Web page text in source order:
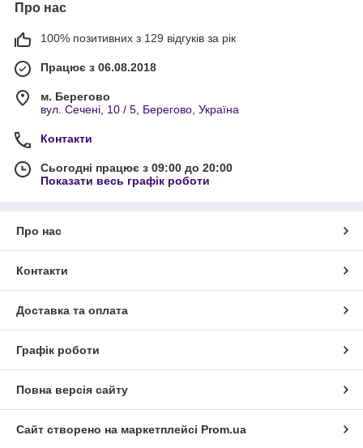
Про нас
100% позитивних з 129 відгуків за рік
Працює з 06.08.2018
м. Берегово
вул. Сечені, 10 / 5, Берегово, Україна
Контакти
Сьогодні працює з 09:00 до 20:00
Показати весь графік роботи
Про нас
Контакти
Доставка та оплата
Графік роботи
Повна версія сайту
Сайт створено на маркетплейсі Prom.ua